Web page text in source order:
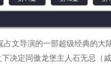
占文导演的一部超级经典的
决定同傲龙堡主人石无忌（